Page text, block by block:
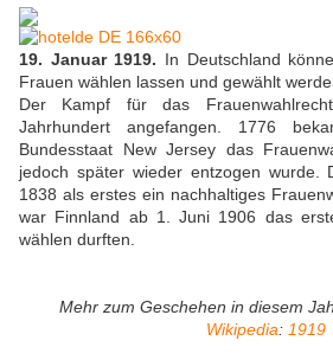
19. Januar 1919. In Deutschland
Frauen wählen lassen und gewählt
Der Kampf für das
Jahrhundert angefangen. 1776
Bundesstaat New Jersey das
jedoch später wieder entzogen wurde.
1838 als erstes ein nachhaltiges
war Finnland ab 1. Juni 1906 das
wählen durften.
Mehr zum Geschehen in diesem
Wikipedia: 1919